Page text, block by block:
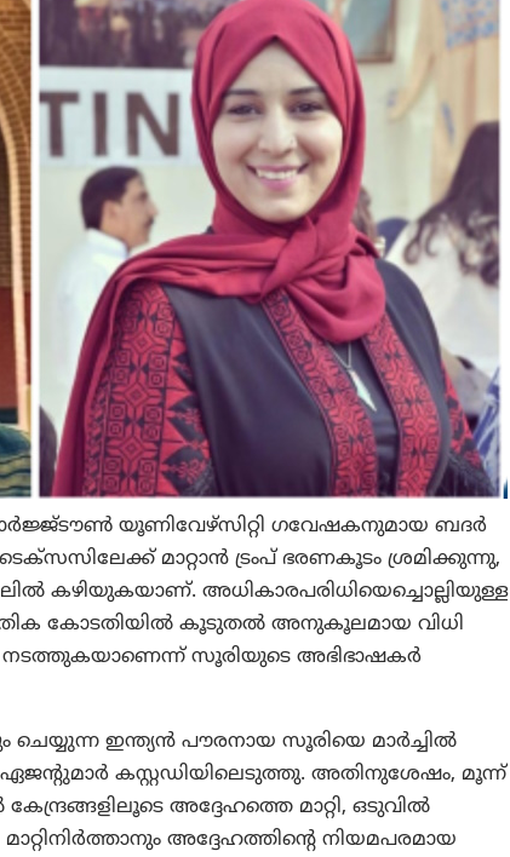
യൂണിവേഴ്സിറ്റി ഗവേഷകനുമായ ബദർ
മാറ്റാൻ ട്രംപ് ഭരണകൂടം ശ്രമിക്കുന്നു,
കഴിയുകയാണ്. അധികാരപരിധിയെച്ചൊല്ലിയുള്ള
കോടതിയിൽ കൂടുതൽ അനുകൂലമായ വിധി
നടത്തുകയാണെന്ന് സൂരിയുടെ അഭിഭാഷകർ
ഇന്ത്യൻ പൗരനായ സൂരിയെ മാർച്ചിൽ
ഏജന്റുമാർ കസ്റ്റഡിയിലെടുത്തു. അതിനുശേഷം, മൂന്ന്
അദ്ദേഹത്തെ മാറ്റി, ഒടുവിൽ
അദ്ദേഹത്തിന്റെ നിയമപരമായ